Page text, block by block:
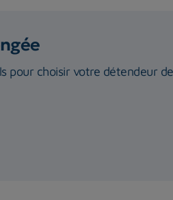
pour choisir votre détendeur